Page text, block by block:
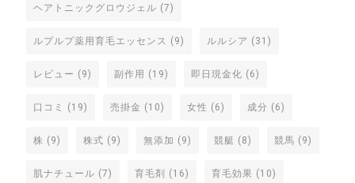
ヘアトニックグロウジェル (7)
ルプルプ薬用育毛エッセンス (9) ルルシア (31)
レビュー (9) 副作用 (19) 即日現金化 (6)
口コミ (19) 売掛金 (10) 女性 (6) 成分 (6)
株 (9) 株式 (9) 無添加 (9) 競艇 (8) 競馬 (9)
肌ナチュール (7) 育毛剤 (16) 育毛効果 (10)